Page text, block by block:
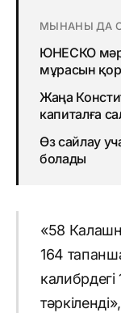
МЫНАНЫ ДА
ЮНЕСКО
мұрасын
Жаңа
капиталға
Өз сайлау
болады
«58
164